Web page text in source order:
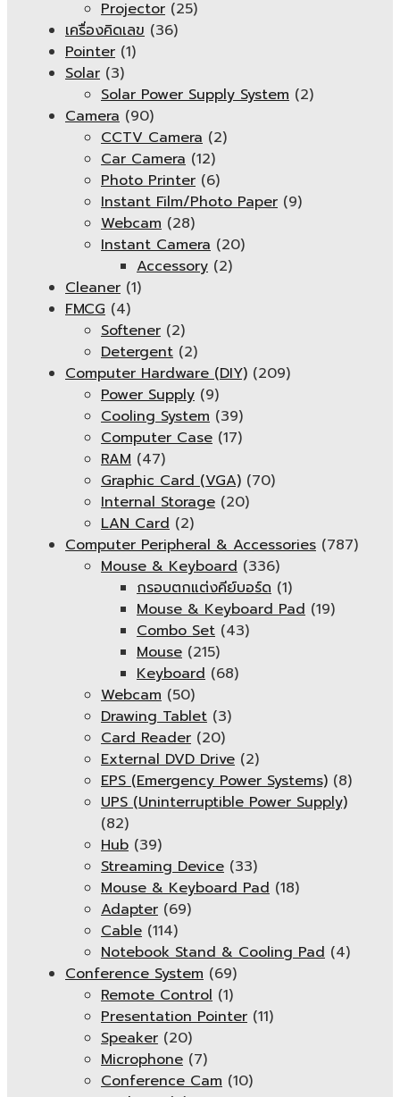
Projector (25)
เครื่องคิดเลข (36)
Pointer (1)
Solar (3)
Solar Power Supply System (2)
Camera (90)
CCTV Camera (2)
Car Camera (12)
Photo Printer (6)
Instant Film/Photo Paper (9)
Webcam (28)
Instant Camera (20)
Accessory (2)
Cleaner (1)
FMCG (4)
Softener (2)
Detergent (2)
Computer Hardware (DIY) (209)
Power Supply (9)
Cooling System (39)
Computer Case (17)
RAM (47)
Graphic Card (VGA) (70)
Internal Storage (20)
LAN Card (2)
Computer Peripheral & Accessories (787)
Mouse & Keyboard (336)
กรอบตกแต่งคีย์บอร์ด (1)
Mouse & Keyboard Pad (19)
Combo Set (43)
Mouse (215)
Keyboard (68)
Webcam (50)
Drawing Tablet (3)
Card Reader (20)
External DVD Drive (2)
EPS (Emergency Power Systems) (8)
UPS (Uninterruptible Power Supply)
(82)
Hub (39)
Streaming Device (33)
Mouse & Keyboard Pad (18)
Adapter (69)
Cable (114)
Notebook Stand & Cooling Pad (4)
Conference System (69)
Remote Control (1)
Presentation Pointer (11)
Speaker (20)
Microphone (7)
Conference Cam (10)